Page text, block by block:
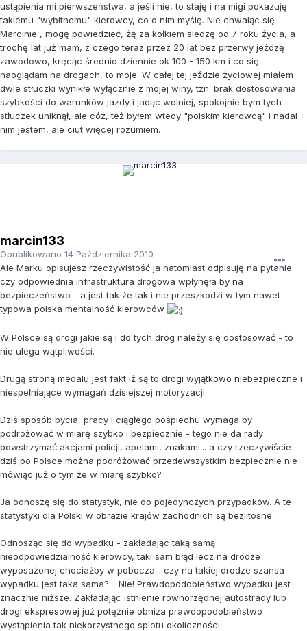
ustąpienia mi pierwszeństwa, a jeśli nie, to staję i na migi pokazuję
takiemu "wybitnemu" kierowcy, co o nim myślę. Nie chwaląc się
Marcinie , mogę powiedzieć, żę za kółkiem siedzę od 7 roku życia, a
trochę lat już mam, z czego teraz przez 20 lat bez przerwy jeżdzę
zawodowo, kręcąc średnio dziennie ok 100 - 150 km i co się
naoglądam na drogach, to moje. W całej tej jeździe życiowej miałem
dwie stłuczki wynikłe wyłącznie z mojej winy, tzn. brak dostosowania
szybkości do warunków jazdy i jadąc wolniej, spokojnie bym tych
stłuczek uniknął, ale cóż, też byłem wtedy "polskim kierowcą" i nadal
nim jestem, ale ciut więcej rozumiem.
marcin133
Opublikowano 14 Października 2010
Ale Marku opisujesz rzeczywistość ja natomiast odpisuję na pytanie
czy odpowiednia infrastruktura drogowa wpłynęła by na
bezpieczeństwo - a jest tak że tak i nie przeszkodzi w tym nawet
typowa polska mentalność kierowców
W Polsce są drogi jakie są i do tych dróg należy się dostosować - to
nie ulega wątpliwości.
Drugą stroną medalu jest fakt iż są to drogi wyjątkowo niebezpieczne i
niespełniające wymagań dzisiejszej motoryzacji.
Dziś sposób bycia, pracy i ciągłego pośpiechu wymaga by
podróżować w miarę szybko i bezpiecznie - tego nie da rady
powstrzymać akcjami policji, apelami, znakami... a czy rzeczywiście
dziś po Polsce można podróżować przedewszystkim bezpiecznie nie
mówiąc już o tym że w miarę szybko?
Ja odnoszę się do statystyk, nie do pojedynczych przypadków. A te
statystyki dla Polski w obrazie krajów zachodnich są bezlitosne.
Odnosząc się do wypadku - zakładając taką samą
nieodpowiedzialność kierowcy, taki sam błąd lecz na drodze
wyposażonej chociażby w pobocza... czy na takiej drodze szansa
wypadku jest taka sama? - Nie! Prawdopodobieństwo wypadku jest
znacznie niższe. Zakładając istnienie równorzędnej autostrady lub
drogi ekspresowej już potężnie obniża prawdopodobieństwo
wystąpienia tak niekorzystnego splotu okoliczności.